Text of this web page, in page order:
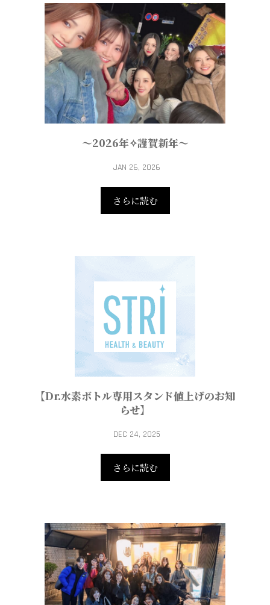
～2026年✧謹賀新年～
JAN 26, 2026
さらに読む
【Dr.水素ボトル専用スタンド値上げのお知
らせ】
DEC 24, 2025
さらに読む